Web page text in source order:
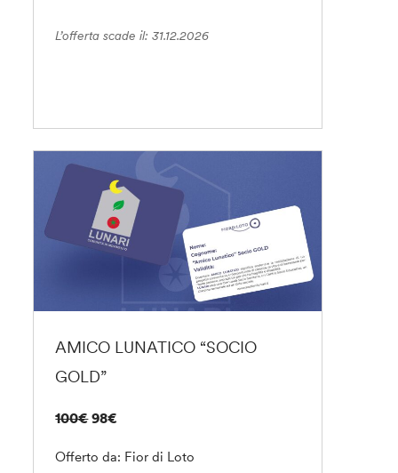
L’offerta scade il: 31.12.2026
AMICO LUNATICO “SOCIO
GOLD”
100€ 98€
Offerto da: Fior di Loto